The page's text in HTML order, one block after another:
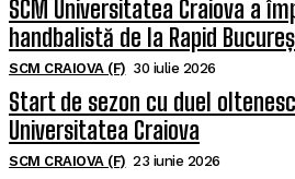
SCM Universitatea Craiova a
handbalistă de la Rapid
SCM CRAIOVA (F) 30 iulie 2026
Start de sezon cu duel
Universitatea Craiova
SCM CRAIOVA (F) 23 iunie 2026